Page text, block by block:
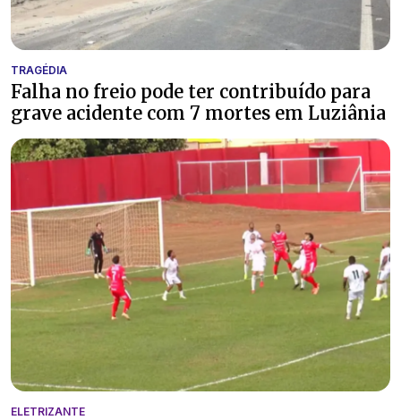
TRAGÉDIA
Falha no freio pode ter contribuído para
grave acidente com 7 mortes em Luziânia
ELETRIZANTE